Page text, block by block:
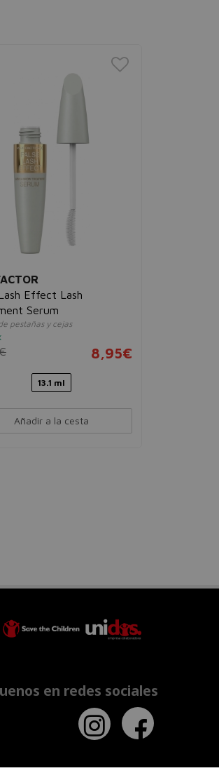
Effect Lash
Serum
pestañas y cejas
8,95€
13.1 ml
Añadir a la cesta
en redes sociales